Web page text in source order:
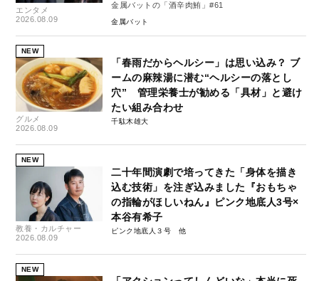
エンタメ
2026.08.09
金属バットの「酒辛肉鮪」#61
金属バット
NEW
グルメ
2026.08.09
「春雨だからヘルシー」は思い込み？ ブ
ームの麻辣湯に潜む“ヘルシーの落とし
穴” 管理栄養士が勧める「具材」と避け
たい組み合わせ
千駄木雄大
NEW
教養・カルチャー
2026.08.09
二十年間演劇で培ってきた「身体を描き
込む技術」を注ぎ込みました『おもちゃ
の指輪がほしいねん』ピンク地底人3号×
本谷有希子
ピンク地底人３号
NEW